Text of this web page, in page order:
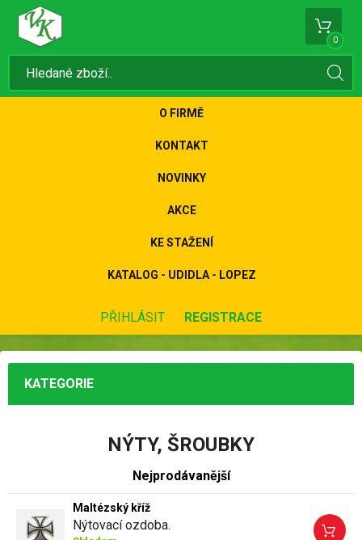
0
O FIRMĚ
KONTAKT
NOVINKY
AKCE
KE STAŽENÍ
KATALOG - UDIDLA - LOPEZ
PŘIHLÁSIT REGISTRACE
KATEGORIE
NÝTY, ŠROUBKY
Nejprodávanější
Maltézský kříž
Nýtovací ozdoba.